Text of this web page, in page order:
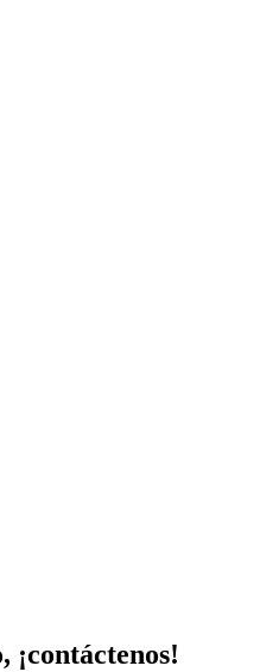
¡contáctenos!